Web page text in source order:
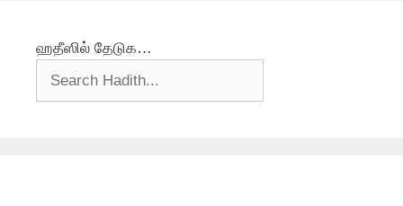
ஹதீஸில் தேடுக…